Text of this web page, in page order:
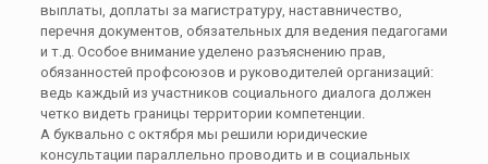
выплаты, доплаты за магистратуру, наставничество,
перечня документов, обязательных для ведения педагогами
и т.д. Особое внимание уделено разъяснению прав,
обязанностей профсоюзов и руководителей организаций:
ведь каждый из участников социального диалога должен
четко видеть границы территории компетенции.
А буквально с октября мы решили юридические
консультации параллельно проводить и в социальных